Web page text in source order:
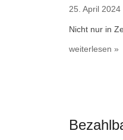
25. April 2024
Nicht nur in
weiterlesen »